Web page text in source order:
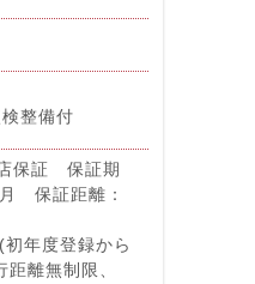
整備付
保証 保証期
保証距離：
年度登録から
離無制限、